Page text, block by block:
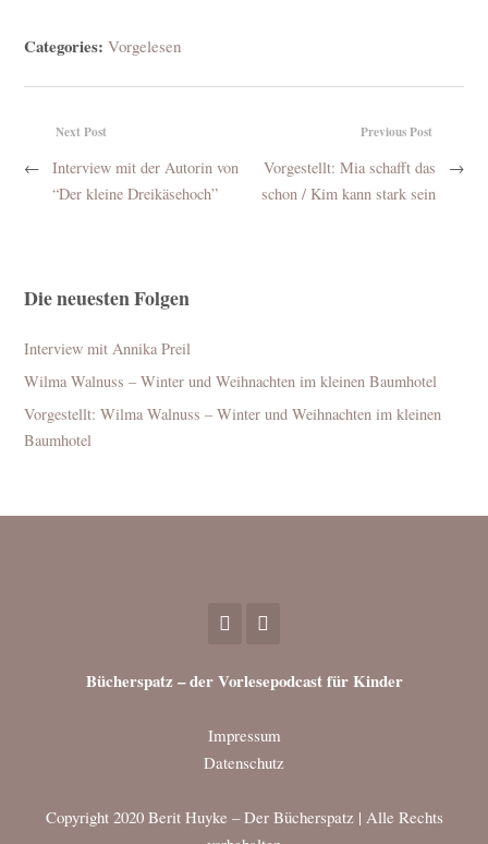
Categories:Vorgelesen
Previous Post
Vorgestellt: Mia schafft das
schon / Kim kann stark sein
→
Next Post
←
Interview mit der Autorin von
“Der kleine Dreikäsehoch”
Die neuesten Folgen
Interview mit Annika Preil
Wilma Walnuss – Winter und Weihnachten im kleinen Baumhotel
Vorgestellt: Wilma Walnuss – Winter und Weihnachten im kleinen
Baumhotel
Bücherspatz – der Vorlesepodcast für Kinder
Impressum
Datenschutz
Copyright 2020 Berit Huyke – Der Bücherspatz | Alle Rechts